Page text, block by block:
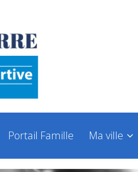
Portail Famille Ma ville